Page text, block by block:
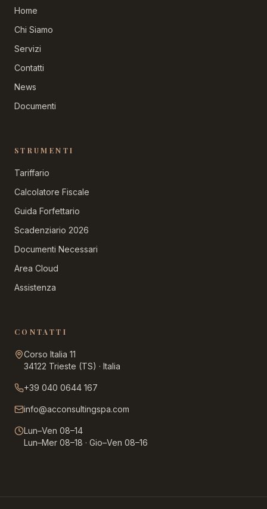
Home
Chi Siamo
Servizi
Contatti
News
Documenti
STRUMENTI
Tariffario
Calcolatore Fiscale
Guida Forfettario
Scadenziario 2026
Documenti Necessari
Area Cloud
Assistenza
CONTATTI
Corso Italia 11
34122 Trieste (TS) · Italia
+39 040 0644 167
info@acconsultingspa.com
Lun–Ven 08–14
Lun–Mer 08–18 · Gio–Ven 08–16